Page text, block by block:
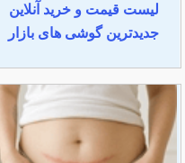
لیست قیمت و خرید آنلاین
جدیدترین گوشی های بازار